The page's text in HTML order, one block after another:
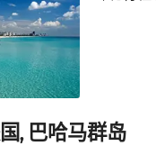
, 巴哈马群岛